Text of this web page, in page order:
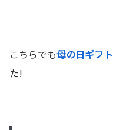
こちらでも母の日ギフト
た!